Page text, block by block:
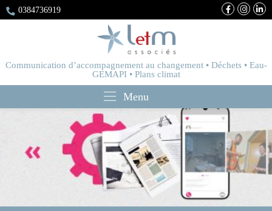
0384736919
Communication d’accompagnement au changement • Déchets • Eau-
GEMAPI • Plans climat
Menu